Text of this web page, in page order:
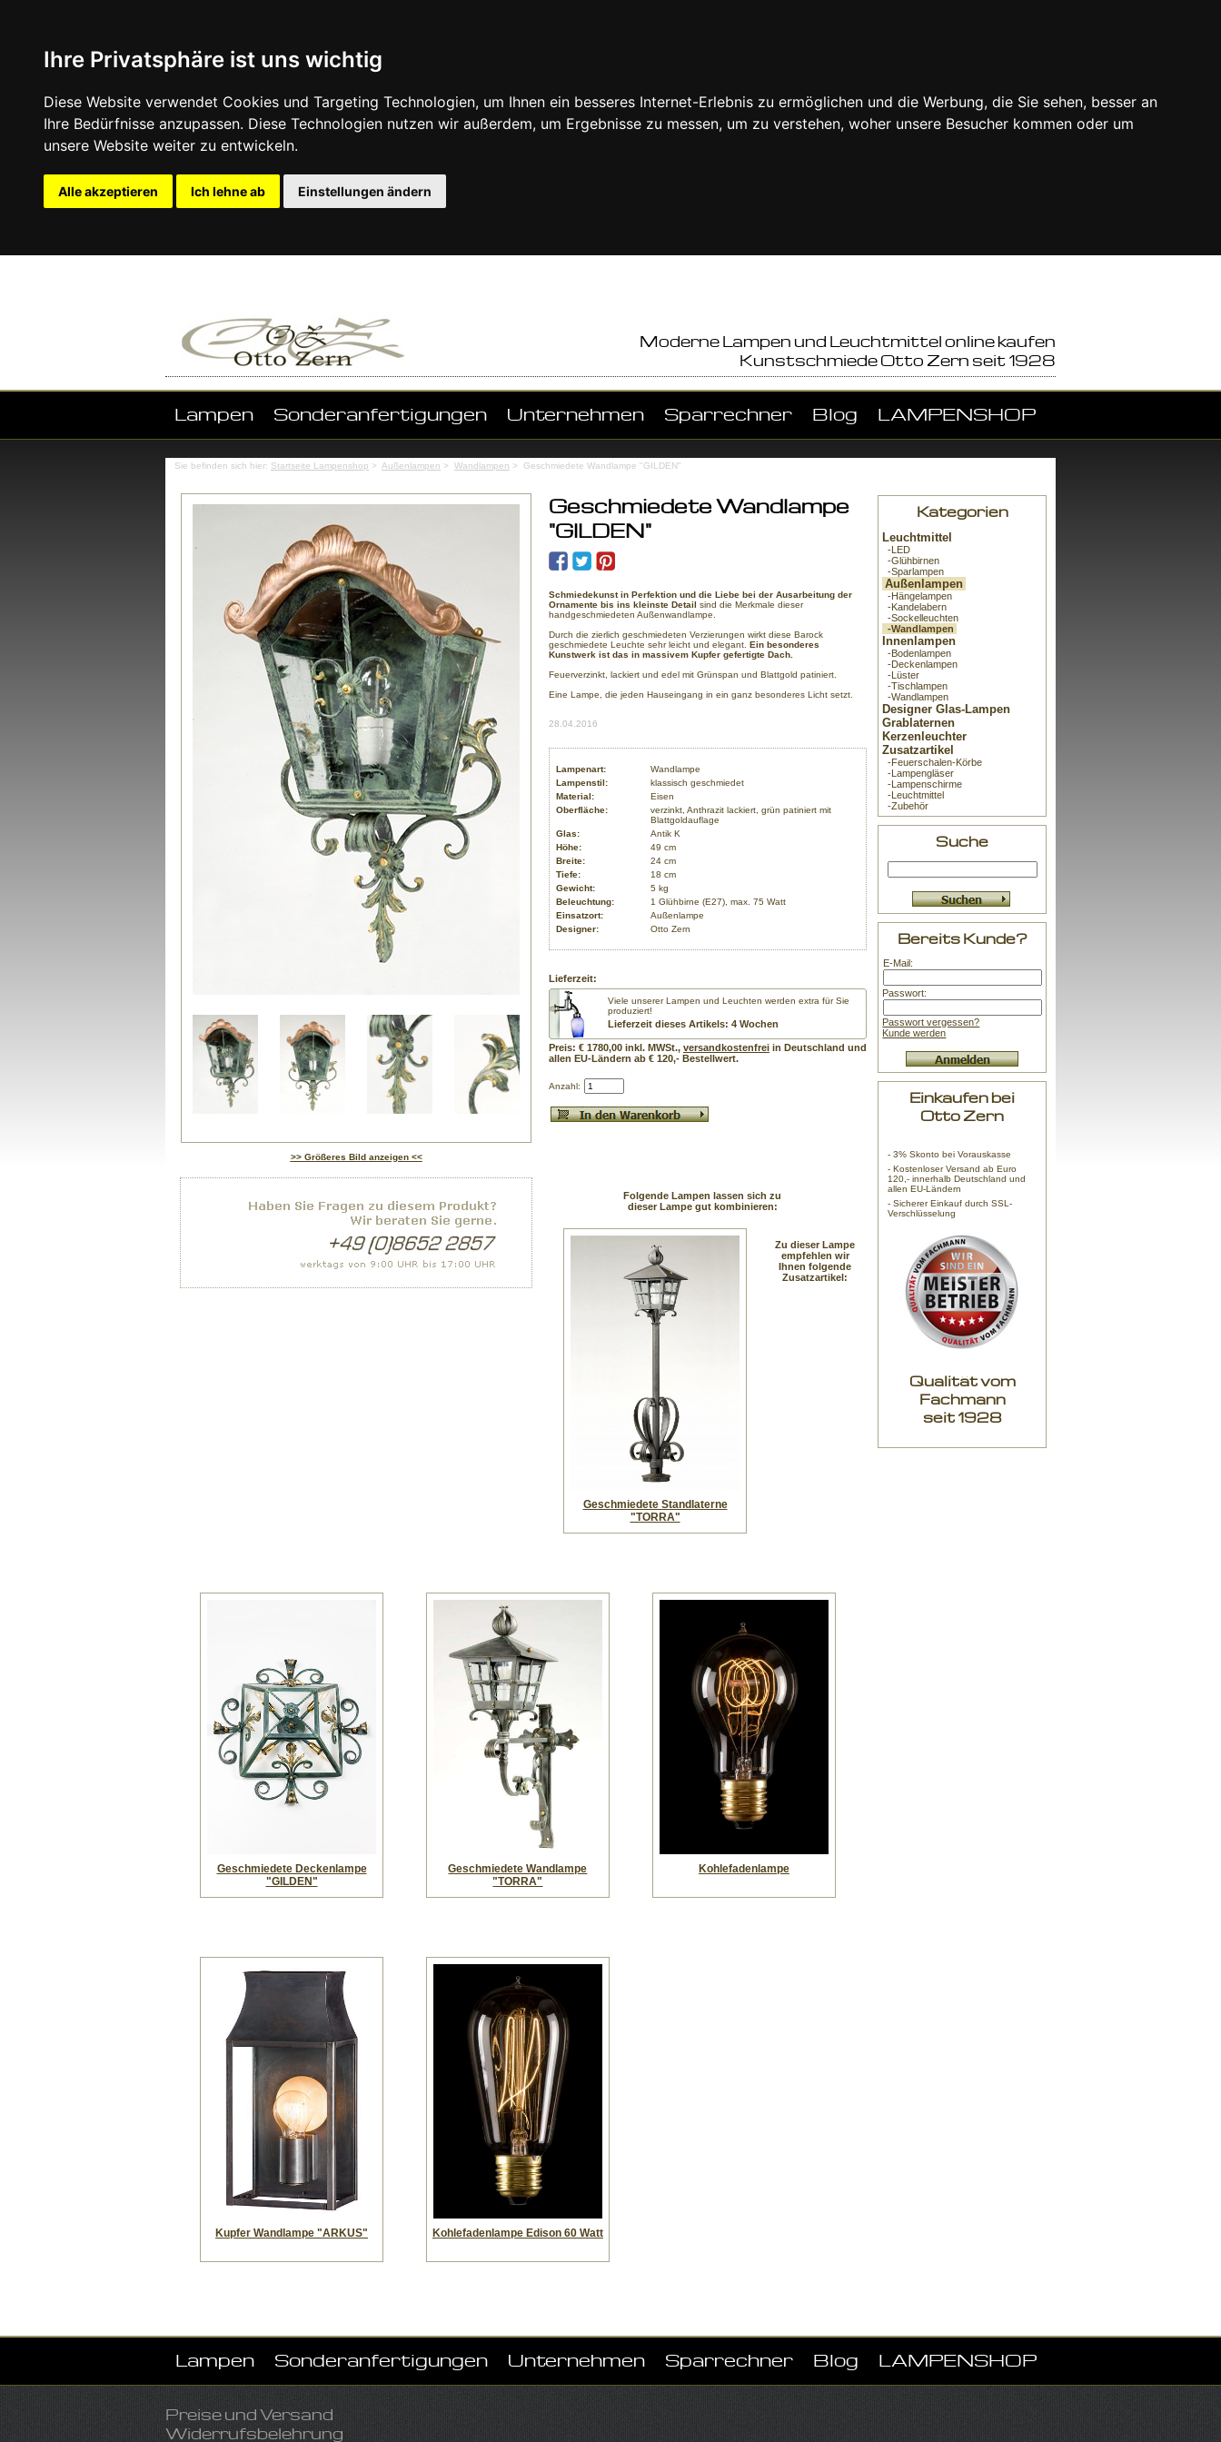
Ihre Privatsphäre ist uns wichtig
Diese Website verwendet Cookies und Targeting Technologien, um Ihnen ein besseres Internet-Erlebnis zu ermöglichen und die Werbung, die Sie sehen, besser an
Ihre Bedürfnisse anzupassen. Diese Technologien nutzen wir außerdem, um Ergebnisse zu messen, um zu verstehen, woher unsere Besucher kommen oder um
unsere Website weiter zu entwickeln.
Alle akzeptieren Ich lehne ab Einstellungen ändern
Moderne Lampen und Leuchtmittel online kaufen
Kunstschmiede Otto Zern seit 1928
Lampen Sonderanfertigungen Unternehmen Sparrechner Blog LAMPENSHOP
Sie befinden sich hier: Startseite Lampenshop > Außenlampen > Wandlampen > Geschmiedete Wandlampe "GILDEN"
>> Größeres Bild anzeigen <<
Geschmiedete Wandlampe
"GILDEN"
Schmiedekunst in Perfektion und die Liebe bei der Ausarbeitung der
Ornamente bis ins kleinste Detail sind die Merkmale dieser
handgeschmiedeten Außenwandlampe.
Durch die zierlich geschmiedeten Verzierungen wirkt diese Barock
geschmiedete Leuchte sehr leicht und elegant. Ein besonderes
Kunstwerk ist das in massivem Kupfer gefertigte Dach.
Feuerverzinkt, lackiert und edel mit Grünspan und Blattgold patiniert.
Eine Lampe, die jeden Hauseingang in ein ganz besonderes Licht setzt.
28.04.2016
Lampenart:
Wandlampe
Lampenstil:
klassisch geschmiedet
Material:
Eisen
Oberfläche:
verzinkt, Anthrazit lackiert, grün patiniert mit
Blattgoldauflage
Glas:
Antik K
Höhe:
49 cm
Breite:
24 cm
Tiefe:
18 cm
Gewicht:
5 kg
Beleuchtung:
1 Glühbirne (E27), max. 75 Watt
Einsatzort:
Außenlampe
Designer:
Otto Zern
Lieferzeit:
Viele unserer Lampen und Leuchten werden extra für Sie
produziert!
Lieferzeit dieses Artikels: 4 Wochen
Preis: € 1780,00 inkl. MWSt., versandkostenfrei in Deutschland und
allen EU-Ländern ab € 120,- Bestellwert.
Anzahl:
Folgende Lampen lassen sich zu
dieser Lampe gut kombinieren:
Geschmiedete Standlaterne
"TORRA"
Geschmiedete Deckenlampe
"GILDEN"
Geschmiedete Wandlampe
"TORRA"
Zu dieser Lampe
empfehlen wir
Ihnen folgende
Zusatzartikel:
Kohlefadenlampe
Kupfer Wandlampe "ARKUS" Kohlefadenlampe Edison 60 Watt
Kategorien
Leuchtmittel
-LED
-Glühbirnen
-Sparlampen
Außenlampen
-Hängelampen
-Kandelabern
-Sockelleuchten
-Wandlampen
Innenlampen
-Bodenlampen
-Deckenlampen
-Lüster
-Tischlampen
-Wandlampen
Designer Glas-Lampen
Grablaternen
Kerzenleuchter
Zusatzartikel
-Feuerschalen-Körbe
-Lampengläser
-Lampenschirme
-Leuchtmittel
-Zubehör
Suche
Bereits Kunde?
E-Mail:
Passwort:
Passwort vergessen?
Kunde werden
Einkaufen bei
Otto Zern
- 3% Skonto bei Vorauskasse
- Kostenloser Versand ab Euro
120,- innerhalb Deutschland und
allen EU-Ländern
- Sicherer Einkauf durch SSL-
Verschlüsselung
Qualität vom
Fachmann
seit 1928
Lampen Sonderanfertigungen Unternehmen Sparrechner Blog LAMPENSHOP
Preise und Versand
Widerrufsbelehrung